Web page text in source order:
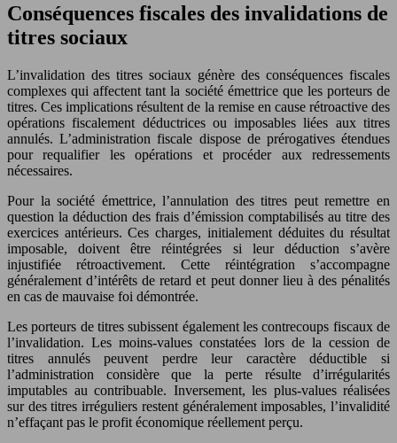
Conséquences fiscales des invalidations de
titres sociaux
L’invalidation des titres sociaux génère des conséquences fiscales
complexes qui affectent tant la société émettrice que les porteurs de
titres. Ces implications résultent de la remise en cause rétroactive des
opérations fiscalement déductrices ou imposables liées aux titres
annulés. L’administration fiscale dispose de prérogatives étendues
pour requalifier les opérations et procéder aux redressements
nécessaires.
Pour la société émettrice, l’annulation des titres peut remettre en
question la déduction des frais d’émission comptabilisés au titre des
exercices antérieurs. Ces charges, initialement déduites du résultat
imposable, doivent être réintégrées si leur déduction s’avère
injustifiée rétroactivement. Cette réintégration s’accompagne
généralement d’intérêts de retard et peut donner lieu à des pénalités
en cas de mauvaise foi démontrée.
Les porteurs de titres subissent également les contrecoups fiscaux de
l’invalidation. Les moins-values constatées lors de la cession de
titres annulés peuvent perdre leur caractère déductible si
l’administration considère que la perte résulte d’irrégularités
imputables au contribuable. Inversement, les plus-values réalisées
sur des titres irréguliers restent généralement imposables, l’invalidité
n’effaçant pas le profit économique réellement perçu.